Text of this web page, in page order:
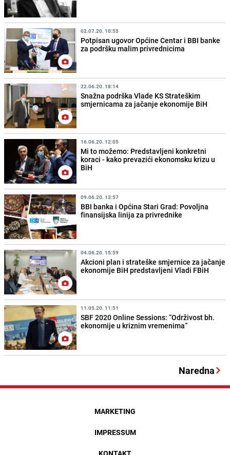
02.07.20. 10:55
Potpisan ugovor Općine Centar i BBI banke
za podršku malim privrednicima
22.06.20. 18:14
Snažna podrška Vlade KS Strateškim
smjernicama za jačanje ekonomije BiH
16.06.20. 12:05
Mi to možemo: Predstavljeni konkretni
koraci - kako prevazići ekonomsku krizu u
BiH
09.06.20. 13:57
BBI banka i Općina Stari Grad: Povoljna
finansijska linija za privrednike
04.06.20. 15:59
Akcioni plan i strateške smjernice za jačanje
ekonomije BiH predstavljeni Vladi FBiH
11.05.20. 11:51
SBF 2020 Online Sessions: “Održivost bh.
ekonomije u kriznim vremenima“
Naredna
MARKETING
IMPRESSUM